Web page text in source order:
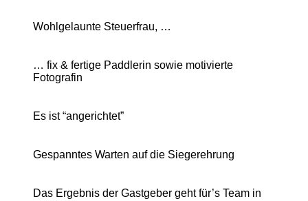
Wohlgelaunte Steuerfrau, …
… fix & fertige Paddlerin sowie motivierte
Fotografin
Es ist “angerichtet”
Gespanntes Warten auf die Siegerehrung
Das Ergebnis der Gastgeber geht für’s Team in